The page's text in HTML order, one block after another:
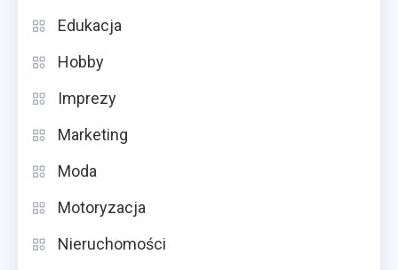
Edukacja
Hobby
Imprezy
Marketing
Moda
Motoryzacja
Nieruchomości